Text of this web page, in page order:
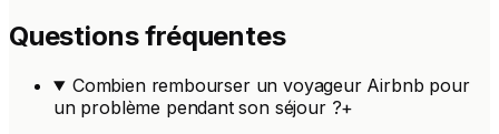
Questions fréquentes
Combien rembourser un voyageur Airbnb pour
un problème pendant son séjour ?+